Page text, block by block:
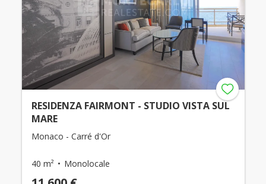
RESIDENZA FAIRMONT - STUDIO VISTA SUL
MARE
Monaco - Carré d'Or
40 m² Monolocale